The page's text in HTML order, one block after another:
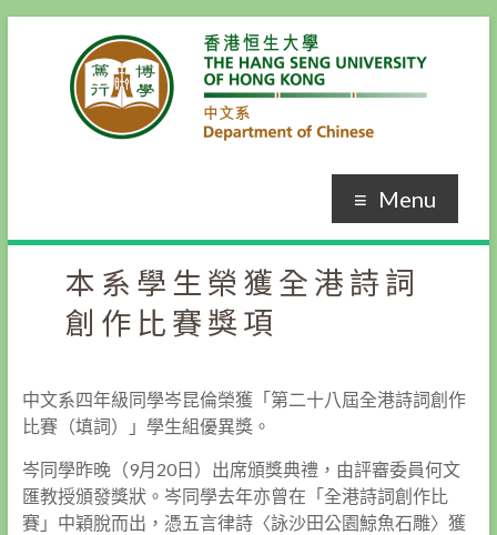
Menu
本系學生榮獲全港詩詞
創作比賽獎項
中文系四年級同學岑昆倫榮獲「第二十八屆全港詩詞創作
比賽（填詞）」學生組優異獎。
岑同學昨晚（9月20日）出席頒獎典禮，由評審委員何文
匯教授頒發獎狀。岑同學去年亦曾在「全港詩詞創作比
賽」中穎脫而出，憑五言律詩〈詠沙田公園鯨魚石雕〉獲